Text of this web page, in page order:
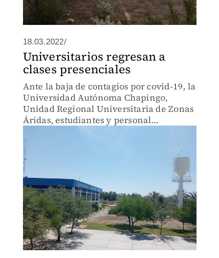
18.03.2022/
Universitarios regresan a
clases presenciales
Ante la baja de contagios por covid-19, la
Universidad Autónoma Chapingo,
Unidad Regional Universitaria de Zonas
Áridas, estudiantes y personal